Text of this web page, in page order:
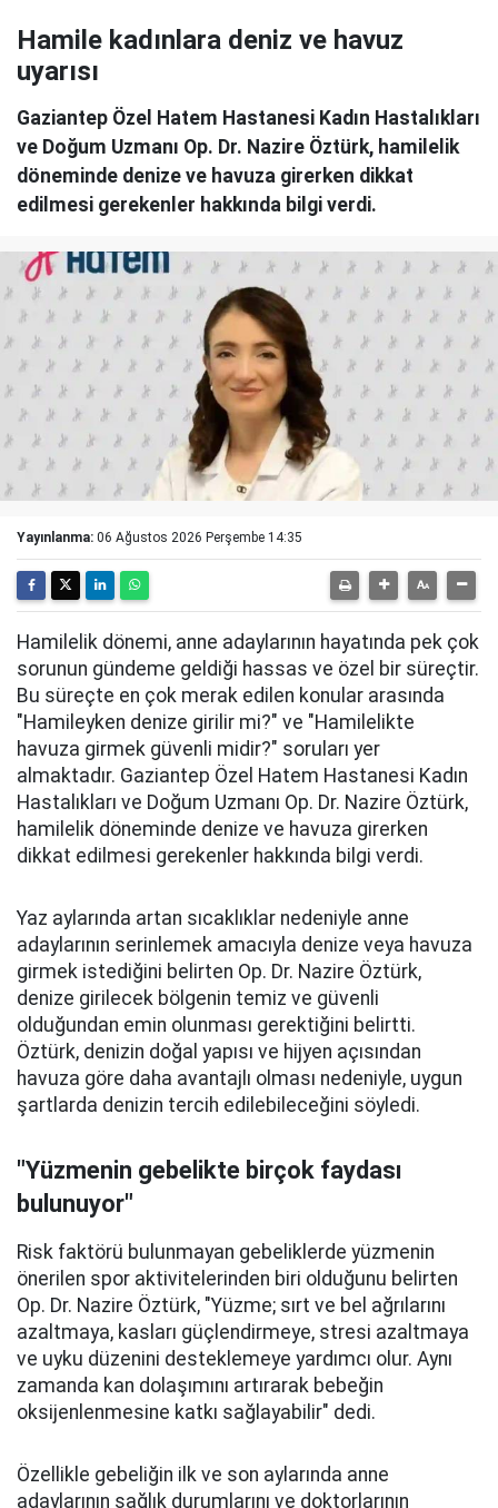
Hamile kadınlara deniz ve havuz
uyarısı
Gaziantep Özel Hatem Hastanesi Kadın Hastalıkları
ve Doğum Uzmanı Op. Dr. Nazire Öztürk, hamilelik
döneminde denize ve havuza girerken dikkat
edilmesi gerekenler hakkında bilgi verdi.
Yayınlanma: 06 Ağustos 2026 Perşembe 14:35
Hamilelik dönemi, anne adaylarının hayatında pek çok
sorunun gündeme geldiği hassas ve özel bir süreçtir.
Bu süreçte en çok merak edilen konular arasında
"Hamileyken denize girilir mi?" ve "Hamilelikte
havuza girmek güvenli midir?" soruları yer
almaktadır. Gaziantep Özel Hatem Hastanesi Kadın
Hastalıkları ve Doğum Uzmanı Op. Dr. Nazire Öztürk,
hamilelik döneminde denize ve havuza girerken
dikkat edilmesi gerekenler hakkında bilgi verdi.
Yaz aylarında artan sıcaklıklar nedeniyle anne
adaylarının serinlemek amacıyla denize veya havuza
girmek istediğini belirten Op. Dr. Nazire Öztürk,
denize girilecek bölgenin temiz ve güvenli
olduğundan emin olunması gerektiğini belirtti.
Öztürk, denizin doğal yapısı ve hijyen açısından
havuza göre daha avantajlı olması nedeniyle, uygun
şartlarda denizin tercih edilebileceğini söyledi.
"Yüzmenin gebelikte birçok faydası
bulunuyor"
Risk faktörü bulunmayan gebeliklerde yüzmenin
önerilen spor aktivitelerinden biri olduğunu belirten
Op. Dr. Nazire Öztürk, "Yüzme; sırt ve bel ağrılarını
azaltmaya, kasları güçlendirmeye, stresi azaltmaya
ve uyku düzenini desteklemeye yardımcı olur. Aynı
zamanda kan dolaşımını artırarak bebeğin
oksijenlenmesine katkı sağlayabilir" dedi.
Özellikle gebeliğin ilk ve son aylarında anne
adaylarının sağlık durumlarını ve doktorlarının